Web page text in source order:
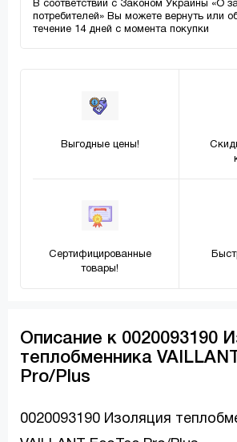
В соответствии с Законом Украины «О
потребителей» Вы можете вернуть или
течение 14 дней с момента покупки
Выгодные цены!
Сертифицированные
товары!
Описание к 0020093190
теплобменника
Pro/Plus
0020093190 Изоляция